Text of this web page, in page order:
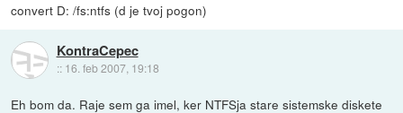
convert D: /fs:ntfs (d je tvoj pogon)
KontraCepec
:: 16. feb 2007, 19:18
Eh bom da. Raje sem ga imel, ker NTFSja stare sistemske diskete